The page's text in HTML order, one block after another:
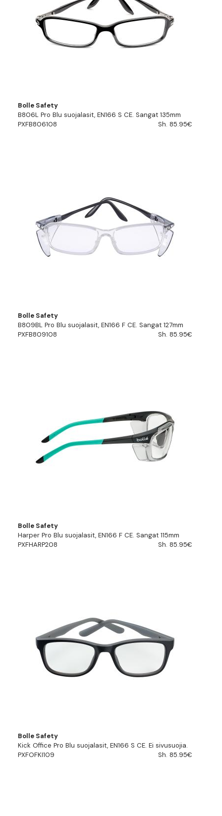
Bolle Safety
B806L Pro Blu suojalasit, EN166 S CE. Sangat 135mm
PXFB806108
Sh. 85.95€
Bolle Safety
B809BL Pro Blu suojalasit, EN166 F CE. Sangat 127mm
PXFB809108
Sh. 85.95€
Bolle Safety
Harper Pro Blu suojalasit, EN166 F CE. Sangat 115mm
PXFHARP208
Sh. 85.95€
Bolle Safety
Kick Office Pro Blu suojalasit, EN166 S CE. Ei sivusuojia.
PXFOFKI109
Sh. 85.95€